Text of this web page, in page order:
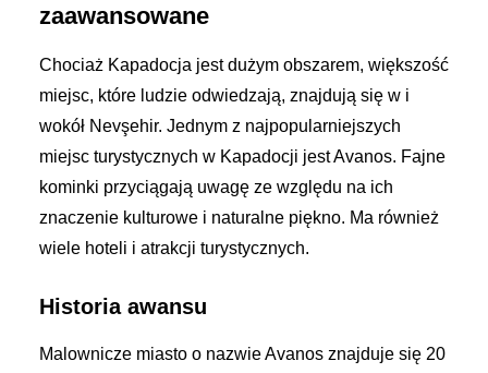
Cappadocia Balonowe wycieczki
Blogi
Około
Kontakty
zaawansowane
Chociaż Kapadocja jest dużym obszarem, większość
miejsc, które ludzie odwiedzają, znajdują się w i
wokół Nevşehir. Jednym z najpopularniejszych
miejsc turystycznych w Kapadocji jest Avanos. Fajne
kominki przyciągają uwagę ze względu na ich
znaczenie kulturowe i naturalne piękno. Ma również
wiele hoteli i atrakcji turystycznych.
Historia awansu
Malownicze miasto o nazwie Avanos znajduje się 20